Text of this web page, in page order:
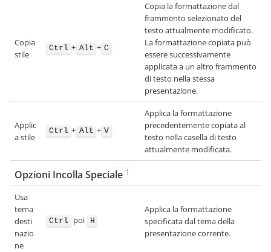
Copia
stile
Ctrl + Alt + C
Copia la formattazione dal
frammento selezionato del
testo attualmente modificato.
La formattazione copiata può
essere successivamente
applicata a un altro frammento
di testo nella stessa
presentazione.
Applic
a stile
Ctrl + Alt + V
Applica la formattazione
precedentemente copiata al
testo nella casella di testo
attualmente modificata.
Opzioni Incolla Speciale 1
Usa
tema
desti
nazio
ne
Ctrl poi H
Applica la formattazione
specificata dal tema della
presentazione corrente.